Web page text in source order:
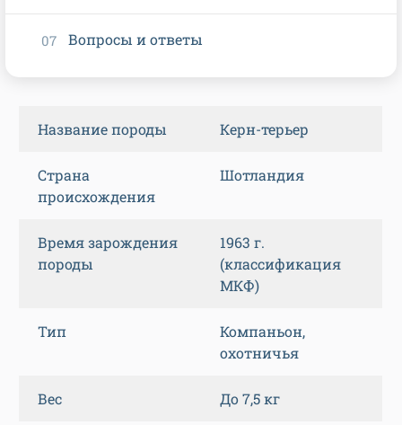
Название породы Керн-терьер
Страна
происхождения
Шотландия
Время зарождения
породы
1963 г.
(классификация
МКФ)
Тип
Компаньон,
охотничья
Вес До 7,5 кг
Вопросы и ответы